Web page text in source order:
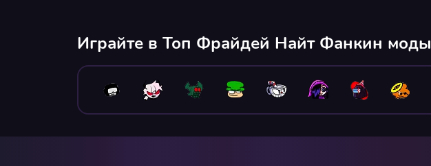
Играйте в Топ Фрайдей Найт Фанкин моды